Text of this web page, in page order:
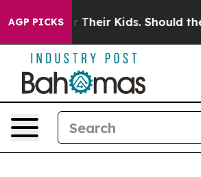
AGP PICKS
for Their Kids. Should the US?